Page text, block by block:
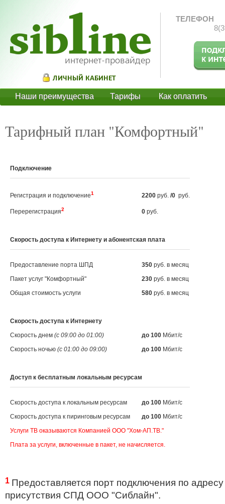
ТЕЛЕФОН
Наши преимущества Тарифы Как оплатить
Тарифный план "Комфортный"
Подключение
Регистрация и подключение1 2200 руб. /0 руб.
Перерегистрация2 0 руб.
Скорость доступа к Интернету и абонентская плата
Предоставление порта ШПД 350 руб. в месяц
Пакет услуг "Комфортный"
230 руб. в месяц
Общая стоимость услуги
580 руб. в месяц
Скорость доступа к Интернету
Скорость днем (с 09:00 до 01:00) до 100 Мбит/с
Скорость ночью (с 01:00 до 09:00) до 100 Мбит/с
Доступ к бесплатным локальным ресурсам
Скорость доступа к локальным ресурсам до 100 Мбит/с
Скорость доступа к пиринговым ресурсам
до 100 Мбит/с
Услуги ТВ оказываются Компанией ООО "Хом-АП.ТВ."
Плата за услуги, включенные в пакет, не начисляется.
1 Предоставляется порт подключения по адресу
присутствия СПД ООО "Сиблайн".